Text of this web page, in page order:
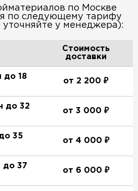
по Москве
по следующему тарифу
у менеджера):
Стоимость
доставки
до 18
от 2 200 ₽
до 32
от 3 000 ₽
35
от 4 000 ₽
до 37
от 6 000 ₽